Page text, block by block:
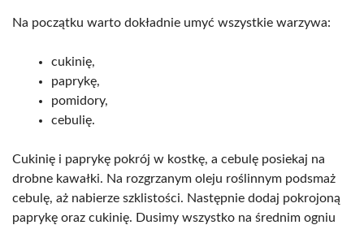
Na początku warto dokładnie umyć wszystkie warzywa:
cukinię,
paprykę,
pomidory,
cebulię.
Cukinię i paprykę pokrój w kostkę, a cebulę posiekaj na
drobne kawałki. Na rozgrzanym oleju roślinnym podsmaż
cebulę, aż nabierze szklistości. Następnie dodaj pokrojoną
paprykę oraz cukinię. Dusimy wszystko na średnim ogniu